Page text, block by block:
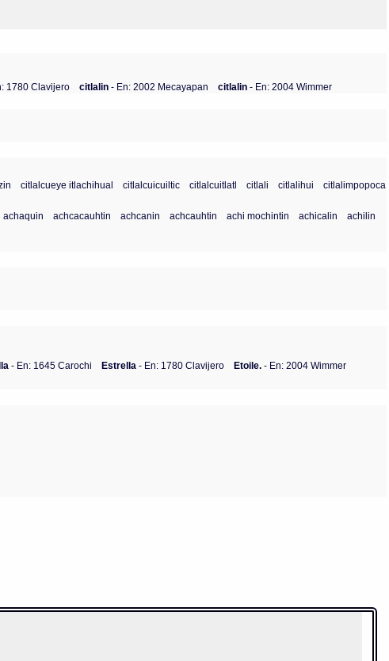
1780 Clavijero citlalin- En: 2002 Mecayapan citlalin- En: 2004 Wimmer
citlalcueye itlachihual citlalcuicuiltic citlalcuitlatl citlali citlalihui
citlalimpopoca
achaquin achcacauhtin achcanin achcauhtin achi mochintin achicalin
achilin
- En: 1645 Carochi Estrella - En: 1780 Clavijero Etoile. - En: 2004 Wimmer